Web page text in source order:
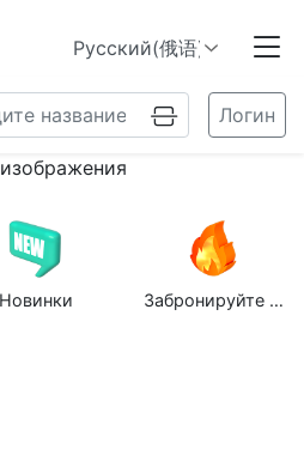
Логин
Новинки Забронируйте групповую покупку